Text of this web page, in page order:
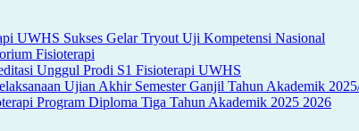
UWHS Sukses Gelar Tryout Uji Kompetensi Nasional
Fisioterapi
Unggul Prodi S1 Fisioterapi UWHS
Ujian Akhir Semester Ganjil Tahun Akademik
Program Diploma Tiga Tahun Akademik 2025 2026